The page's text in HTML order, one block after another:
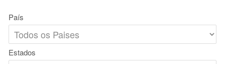
País
Estados